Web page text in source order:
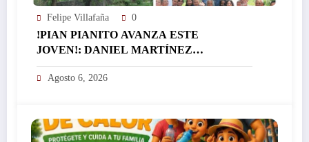
Felipe Villafaña 0
!PIAN PIANITO AVANZA ESTE
JOVEN!: DANIEL MARTÍNEZ
TERRAZAS ACOMPAÑA EL
NOMBRAMIENTO DEL PARAJE DE
Agosto 6, 2026